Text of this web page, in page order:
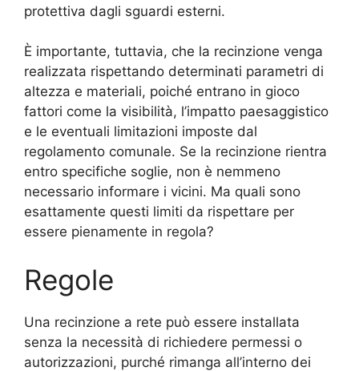
protettiva dagli sguardi esterni.
È importante, tuttavia, che la recinzione venga
realizzata rispettando determinati parametri di
altezza e materiali, poiché entrano in gioco
fattori come la visibilità, l’impatto paesaggistico
e le eventuali limitazioni imposte dal
regolamento comunale. Se la recinzione rientra
entro specifiche soglie, non è nemmeno
necessario informare i vicini. Ma quali sono
esattamente questi limiti da rispettare per
essere pienamente in regola?
Regole
Una recinzione a rete può essere installata
senza la necessità di richiedere permessi o
autorizzazioni, purché rimanga all’interno dei